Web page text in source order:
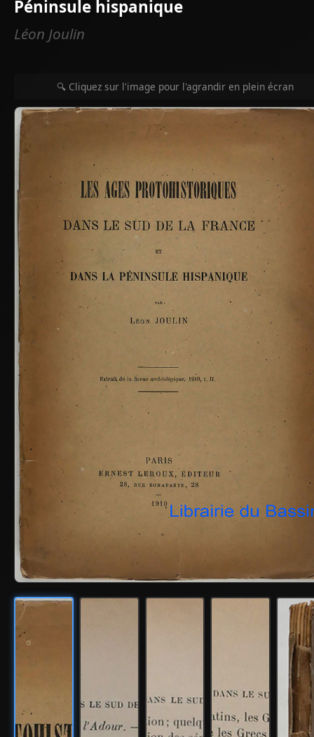
Péninsule hispanique
Léon Joulin
🔍 Cliquez sur l'image pour l'agrandir en plein écran